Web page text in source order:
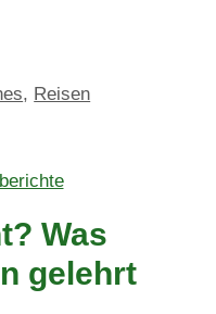
, Reisen
Was
gelehrt